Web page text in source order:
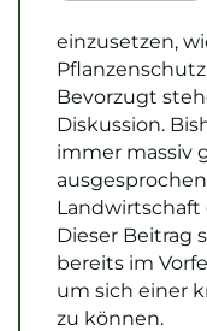
einzusetzen,
Bevorzugt
Diskussion.
immer massiv
Dieser Beitrag
bereits im
um sich einer
zu können.